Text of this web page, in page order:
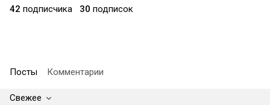
42 подписчика 30 подписок
Посты Комментарии
Свежее